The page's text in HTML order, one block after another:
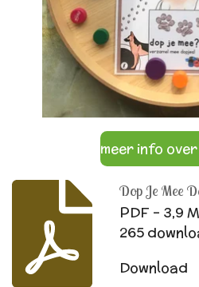
meer info
Dop Je Mee
PDF – 3,9
265
Download